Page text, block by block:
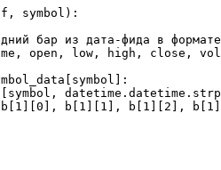
symbol):
бар из дата-фида в
open, low, high, close,